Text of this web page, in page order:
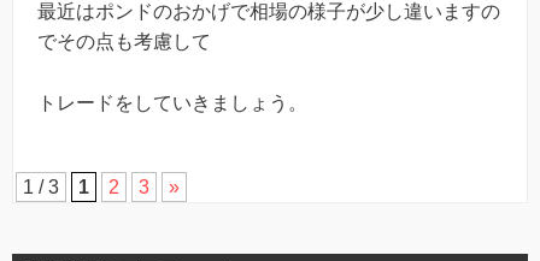
最近はポンドのおかげで相場の様子が少し違いますの
でその点も考慮して
トレードをしていきましょう。
1 / 3 1 2 3 »